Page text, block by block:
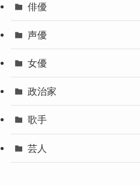
俳優
声優
女優
政治家
歌手
芸人